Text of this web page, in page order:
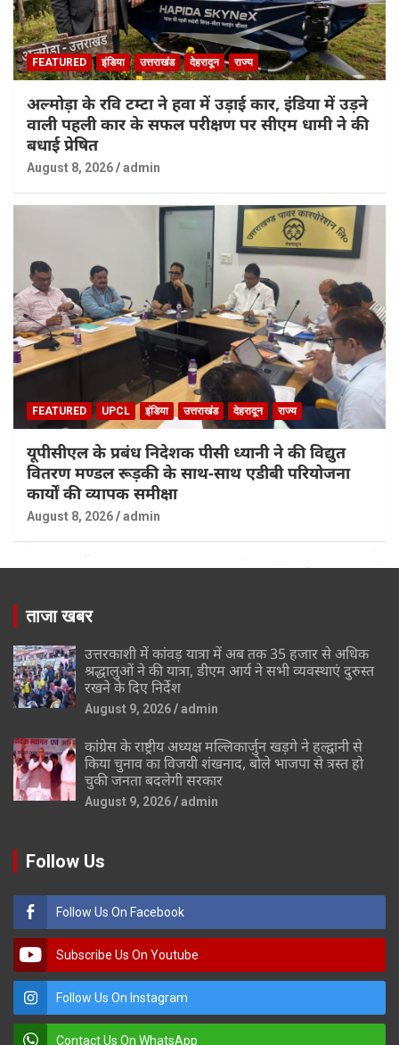
FEATURED इंडिया उत्तराखंड देहरादून राज्य
अल्मोड़ा के रवि टम्टा ने हवा में उड़ाई कार, इंडिया में उड़ने
वाली पहली कार के सफल परीक्षण पर सीएम धामी ने की
बधाई प्रेषित
August 8, 2026 admin
FEATURED UPCL इंडिया उत्तराखंड देहरादून राज्य
यूपीसीएल के प्रबंध निदेशक पीसी ध्यानी ने की विद्युत
वितरण मण्डल रूड़की के साथ-साथ एडीबी परियोजना
कार्यों की व्यापक समीक्षा
August 8, 2026 admin
ताजा खबर
उत्तरकाशी में कांवड़ यात्रा में अब तक 35 हजार से अधिक
श्रद्धालुओं ने की यात्रा, डीएम आर्य ने सभी व्यवस्थाएं दुरुस्त
रखने के दिए निर्देश
August 9, 2026 admin
कांग्रेस के राष्ट्रीय अध्यक्ष मल्लिकार्जुन खड़गे ने हल्द्वानी से
किया चुनाव का विजयी शंखनाद, बोले भाजपा से त्रस्त हो
चुकी जनता बदलेगी सरकार
August 9, 2026 admin
Follow Us
Follow Us On Facebook
Subscribe Us On Youtube
Follow Us On Instagram
Contact Us On WhatsApp